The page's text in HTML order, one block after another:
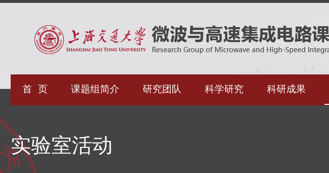
首 页 课题组简介 研究团队 科学研究 科研成果
实验室活动